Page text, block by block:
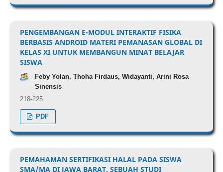
PENGEMBANGAN E-MODUL INTERAKTIF FISIKA
BERBASIS ANDROID MATERI PEMANASAN GLOBAL DI
KELAS XI UNTUK MEMBANGUN MINAT BELAJAR
SISWA
Feby Yolan, Thoha Firdaus, Widayanti, Arini Rosa
Sinensis
218-225
PDF
PEMAHAMAN SERTIFIKASI HALAL PADA SISWA
SMA/MA DI JAWA BARAT, SEBUAH STUDI